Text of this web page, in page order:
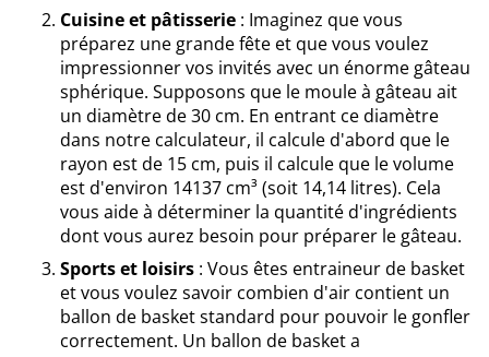
Cuisine et pâtisserie : Imaginez que vous
préparez une grande fête et que vous voulez
impressionner vos invités avec un énorme gâteau
sphérique. Supposons que le moule à gâteau ait
un diamètre de 30 cm. En entrant ce diamètre
dans notre calculateur, il calcule d'abord que le
rayon est de 15 cm, puis il calcule que le volume
est d'environ 14137 cm³ (soit 14,14 litres). Cela
vous aide à déterminer la quantité d'ingrédients
dont vous aurez besoin pour préparer le gâteau.
Sports et loisirs : Vous êtes entraineur de basket
et vous voulez savoir combien d'air contient un
ballon de basket standard pour pouvoir le gonfler
correctement. Un ballon de basket a